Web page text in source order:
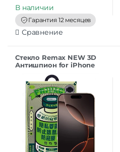
t
o
f
5
В наличии
Гарантия 12 месяцев
Сравнение
Стекло Remax NEW 3D
Антишпион for iPhone